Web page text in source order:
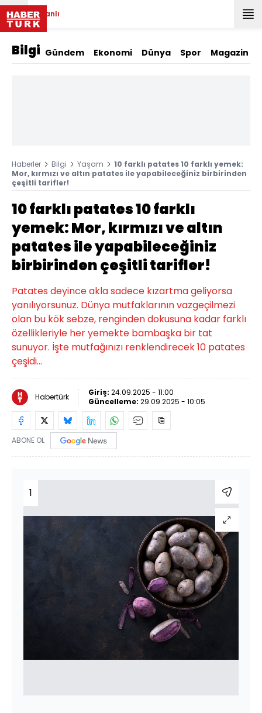
Canlı
Bilgi Gündem Ekonomi Dünya Spor Magazin
Haberler Bilgi Yaşam
10 farklı patates 10 farklı yemek:
Mor, kırmızı ve altın patates ile yapabileceğiniz birbirinden
çeşitli tarifler!
10 farklı patates 10 farklı
yemek: Mor, kırmızı ve altın
patates ile yapabileceğiniz
birbirinden çeşitli tarifler!
Patates deyince akla sadece kızartma geliyorsa
yanılıyorsunuz. Dünya mutfaklarının vazgeçilmezi
olan bu kök sebze, renginden dokusuna kadar farklı
özellikleriyle her yemekte bambaşka bir tat
sunuyor. İşte mutfağınızı renklendirecek 10 patates
çeşidi…
Habertürk Giriş: 24.09.2025 - 11:00
Güncelleme: 29.09.2025 - 10:05
ABONE OL
1